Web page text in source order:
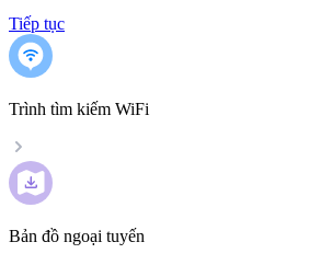
Tiếp tục
Trình tìm kiếm WiFi
Bản đồ ngoại tuyến